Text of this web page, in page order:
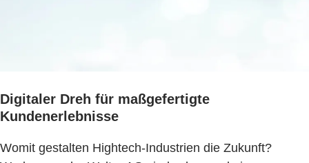
Digitaler Dreh für maßgefertigte
Kundenerlebnisse
Womit gestalten Hightech-Industrien die Zukunft?